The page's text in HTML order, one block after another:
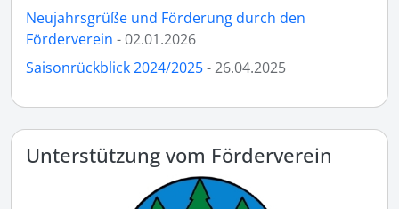
Neujahrsgrüße und Förderung durch den
Förderverein - 02.01.2026
Saisonrückblick 2024/2025- 26.04.2025
Unterstützung vom Förderverein